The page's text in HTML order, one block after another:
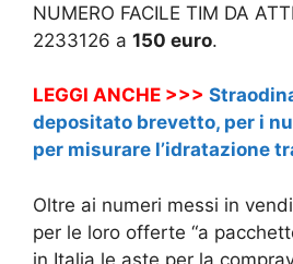
NUMERO FACILE TIM DA
2233126 a 150 euro.
LEGGI ANCHE >>>
depositato brevetto, per i
per misurare l’idratazione
Oltre ai numeri messi in
per le loro offerte “a
in Italia le aste per la